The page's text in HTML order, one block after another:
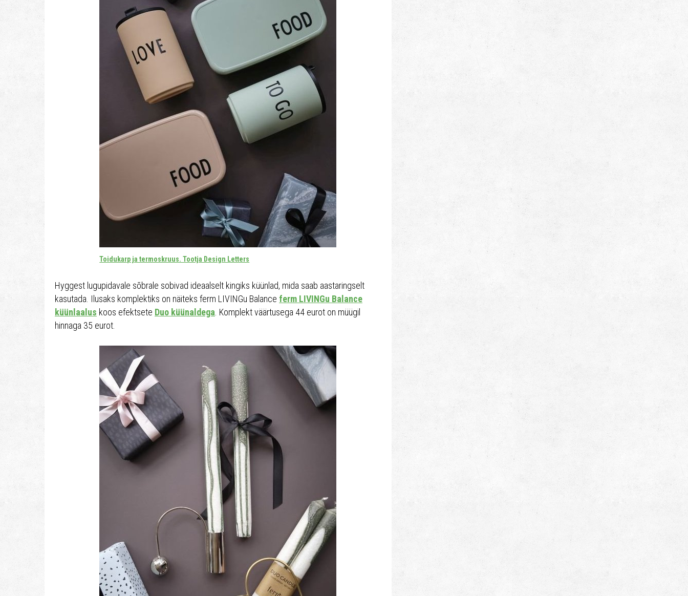
Toidukarp ja termoskruus. Tootja Design Letters
Hyggest lugupidavale sõbrale sobivad ideaalselt kingiks küünlad, mida saab aastaringselt
kasutada. Ilusaks komplektiks on näiteks ferm LIVINGu Balance ferm LIVINGu Balance
küünlaalus koos efektsete Duo küünaldega . Komplekt väärtusega 44 eurot on müügil
hinnaga 35 eurot.